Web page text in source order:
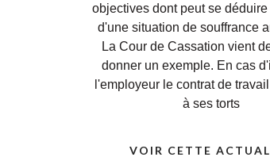
objectives dont peut se
d'une situation de souffrance
La Cour de Cassation vient
donner un exemple. En cas
l'employeur le contrat de
à ses torts
VOIR CETTE